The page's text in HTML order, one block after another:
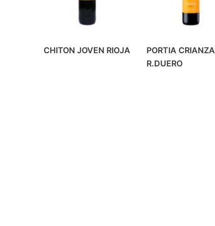
CHITON JOVEN RIOJA
PORTIA CRIANZA
R.DUERO